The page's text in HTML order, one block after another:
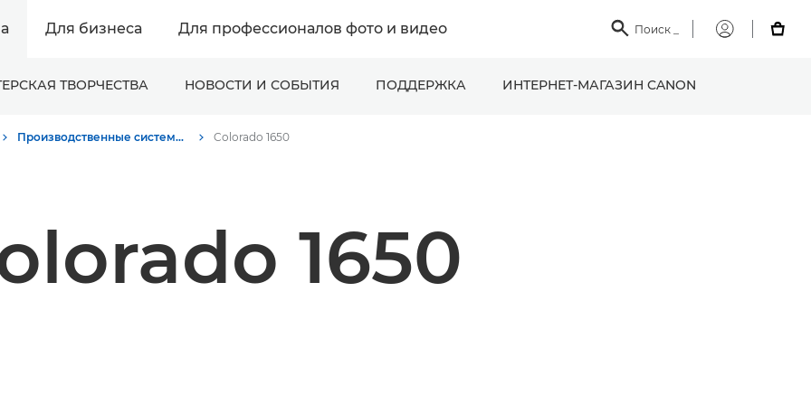
Для бизнеса Для профессионалов фото и видео  Поиск
Мой

ТВОРЧЕСТВА НОВОСТИ И СОБЫТИЯ ПОДДЕРЖКА ИНТЕРНЕТ-МАГАЗИН CANON
Производственные системы печати - Пресс-центр Canon Colorado 1650
1650